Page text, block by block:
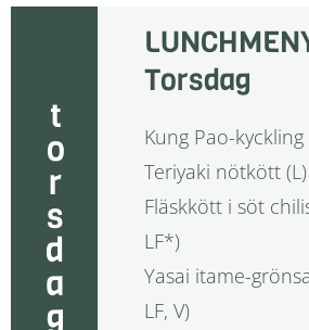
torsdag
Torsdag
Kung Pao-kyckling
Teriyaki nötkött (L)
Fläskkött i söt
LF*)
Yasai itame-
LF, V)